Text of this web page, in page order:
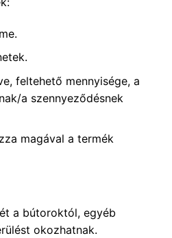
feltehető mennyisége, a
a szennyeződésnek
magával a termék
a bútoroktól, egyéb
okozhatnak.